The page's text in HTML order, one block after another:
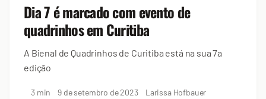
Dia 7 é marcado com evento de
quadrinhos em Curitiba
A Bienal de Quadrinhos de Curitiba está na sua 7a
edição
3 min 9 de setembro de 2023 Larissa Hofbauer